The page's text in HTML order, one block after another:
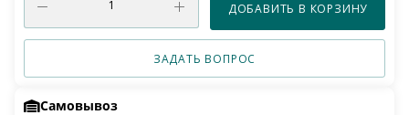
ДОБАВИТЬ В КОРЗИНУ
ЗАДАТЬ ВОПРОС
Самовывоз